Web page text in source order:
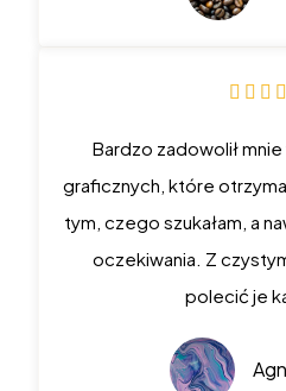
   
Bardzo zadowolił
graficznych, które
tym, czego szukałam, a
oczekiwania. Z
polecić je